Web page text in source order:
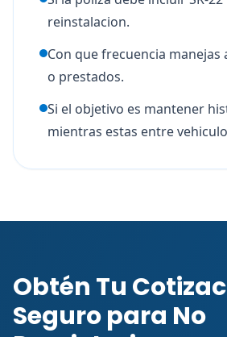
reinstalacion.
Con que frecuencia
o prestados.
Si el objetivo es mantener
mientras estas entre
Obtén Tu
Seguro para No